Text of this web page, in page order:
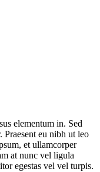
elementum in. Sed
eu nibh ut leo
et ullamcorper
at nunc vel ligula
egestas vel vel turpis.